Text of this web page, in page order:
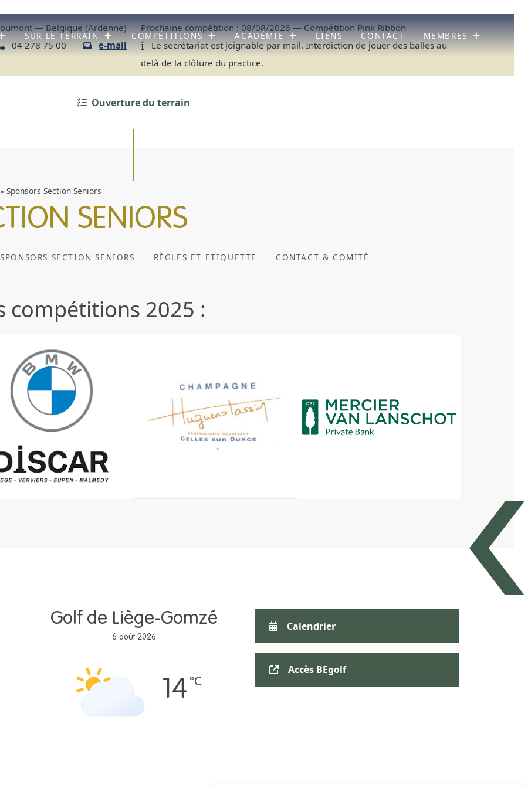
SUR LE TERRAIN COMPÉTITIONS ACADÉMIE LIENS CONTACT MEMBRES
— Belgique (Ardenne)
04 278 75 00
e-mail
Prochaine compétition :08/08/2026 — Compétition Pink Ribbon
Le secrétariat est joignable par mail. Interdiction de jouer des balles au
delà de la clôture du practice.
Ouverture du terrain
» Sponsors Section Seniors
SENIORS
SPONSORS SECTION SENIORS RÈGLES ET ETIQUETTE CONTACT & COMITÉ
compétitions 2025 :
Golf de Liège-Gomzé
6 août 2026
14 °C
Calendrier
Accès BEgolf